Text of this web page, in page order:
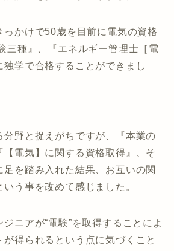
っかけで50歳を目前に電気の資格
三種』、『エネルギー管理士［電
独学で合格することができまし
分野と捉えがちですが、『本業の
【電気】に関する資格取得』、そ
足を踏み入れた結果、お互いの関
う事を改めて感じました。
ニアが“電験”を取得することによ
が得られるという点に気づくこと